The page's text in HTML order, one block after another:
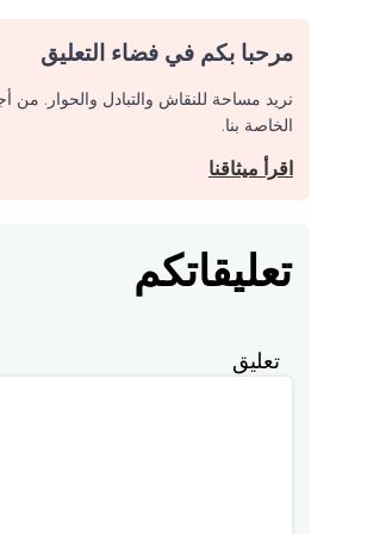
مرحبا بكم في فضاء التعليق
نريد مساحة للنقاش والتبادل والحوار. من
الخاصة بنا.
اقرأ ميثاقنا
تعليقاتكم
تعليق